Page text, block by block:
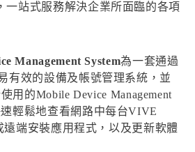
一站式服務解決企業所面臨的各項
Management System為一套通過
有效的設備及帳號管理系統，並
用的Mobile Device Management
輕鬆地查看網路中每台VIVE
遠端安裝應用程式，以及更新軟體